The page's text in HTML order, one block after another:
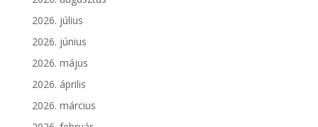
2026. július
2026. június
2026. május
2026. április
2026. március